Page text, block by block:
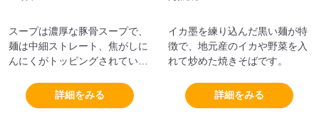
スープは濃厚な豚骨スープで、
麺は中細ストレート、焦がしに
んにくがトッピングされている
詳細をみる
イカ墨を練り込んだ黒い麺が特
徴で、地元産のイカや野菜を入
れて炒めた焼きそばです。
詳細をみる